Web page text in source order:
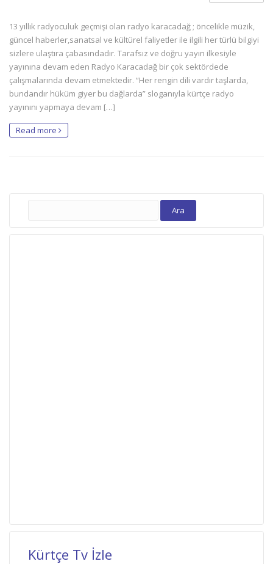
13 yıllık radyoculuk geçmişi olan radyo karacadağ ; öncelikle müzik,
güncel haberler,sanatsal ve kültürel faliyetler ile ilgili her türlü bilgiyi
sizlere ulaştıra çabasındadır. Tarafsız ve doğru yayın ilkesiyle
yayınına devam eden Radyo Karacadağ bir çok sektördede
çalışmalarında devam etmektedir. “Her rengin dili vardır taşlarda,
bundandır hüküm giyer bu dağlarda” sloganıyla kürtçe radyo
yayınını yapmaya devam […]
Read more
Arama:
Kürtçe Tv İzle